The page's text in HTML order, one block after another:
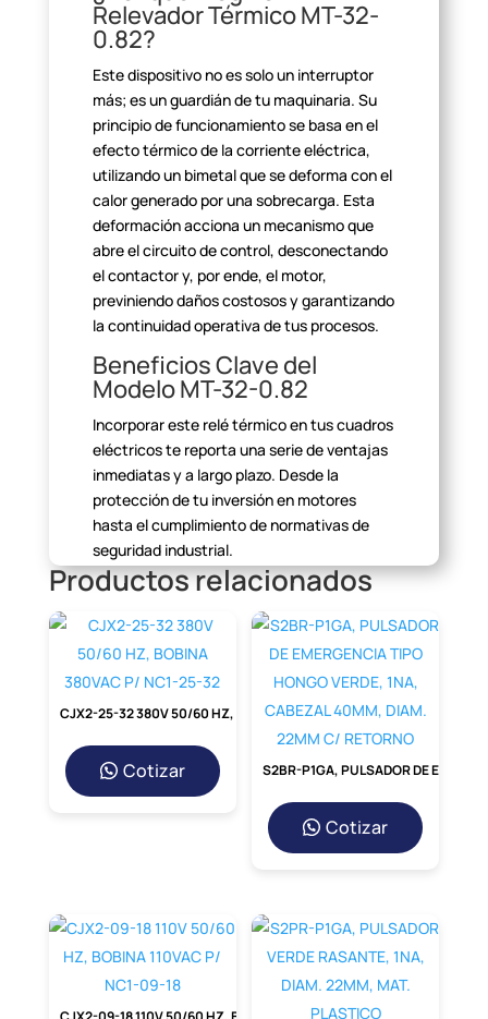
Relevador Térmico MT-32-
0.82?
Este dispositivo no es solo un interruptor
más; es un guardián detu maquinaria. Su
principio de funcionamiento se basa en el
efecto térmico dela corriente eléctrica,
utilizando un bimetal que se deforma con el
calorgenerado por una sobrecarga. Esta
deformación acciona un mecanismo que
abreel circuito de control, desconectando
el contactor y, por ende, el motor,
previniendo daños costosos y garantizando
la continuidad operativa de tusprocesos.
Beneficios Clave del
Modelo MT-32-0.82
Incorporar este relé térmico en tus cuadros
eléctricos te reporta una serie de ventajas
inmediatas y a largo plazo. Desde la
protección de tuinversión en motores
hasta el cumplimiento de normativas de
seguridadindustrial.
Protección de Precisión para
Motores Sensibles
permite una calibración
exacta según las
especificaciones del motor, asegurando
que solo se activeante una verdadera
condición de sobrecarga, evitando paradas
innecesarias.
Diseño Robusto y Confiable
Construido para entornos industriales
funcionamiento que minimiza
mantenimiento y los reemplazos.
Facilidad de Instalación y Ajuste
Su diseño compacto y su interfaz intuitiva
Productos relacionados
Cotizar
Cotizar